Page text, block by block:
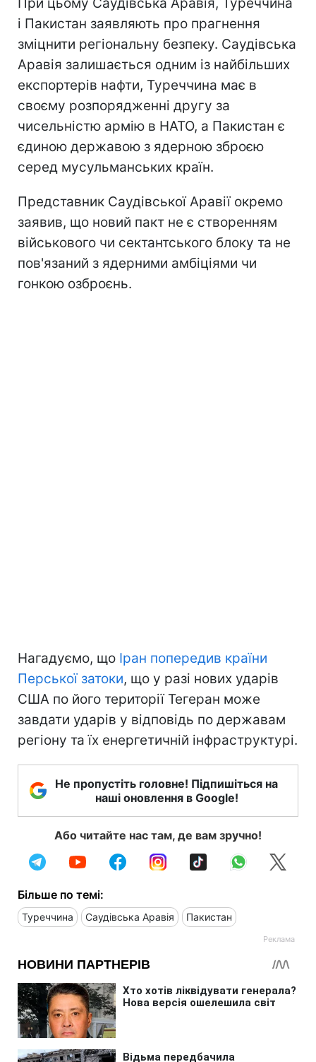
і Пакистан заявляють про прагнення
зміцнити регіональну безпеку. Саудівська
Аравія залишається одним із найбільших
експортерів нафти, Туреччина має в
своєму розпорядженні другу за
чисельністю армію в НАТО, а Пакистан є
єдиною державою з ядерною зброєю
серед мусульманських країн.
Представник Саудівської Аравії окремо
заявив, що новий пакт не є створенням
військового чи сектантського блоку та не
пов'язаний з ядерними амбіціями чи
гонкою озброєнь.
Нагадуємо, що Іран попередив країни
Перської затоки, що у разі нових ударів
США по його території Тегеран може
завдати ударів у відповідь по державам
регіону та їх енергетичній інфраструктурі.
Не пропустіть головне! Підпишіться на
наші оновлення в Google!
Або читайте нас там, де вам зручно!
Більше по темі:
Туреччина Саудівська Аравія Пакистан